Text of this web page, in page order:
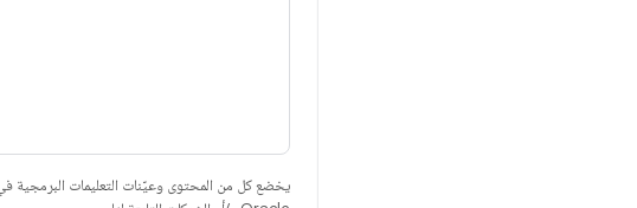
يخضع كل من المحتوى وعيّنات التعليمات